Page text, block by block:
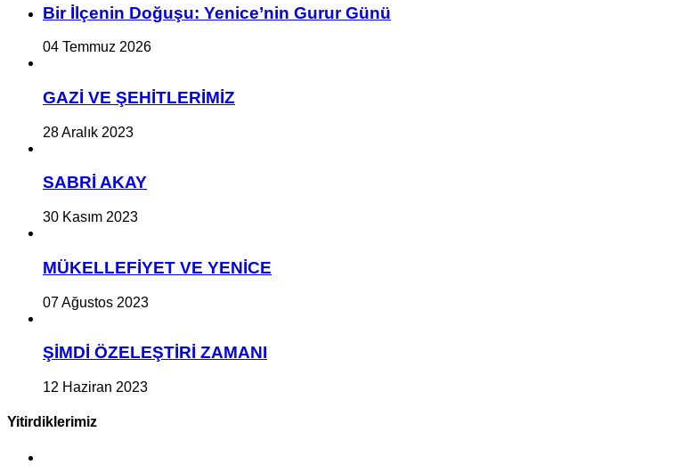
Bir İlçe­nin Do­ğu­şu: Ye­ni­ce’nin Gurur Günü
04 Temmuz 2026
GAZİ VE ŞEHİTLERİMİZ
28 Aralık 2023
SABRİ AKAY
30 Kasım 2023
MÜKELLEFİYET VE YENİCE
07 Ağustos 2023
ŞİMDİ ÖZELEŞTİRİ ZAMANI
12 Haziran 2023
Yitirdiklerimiz